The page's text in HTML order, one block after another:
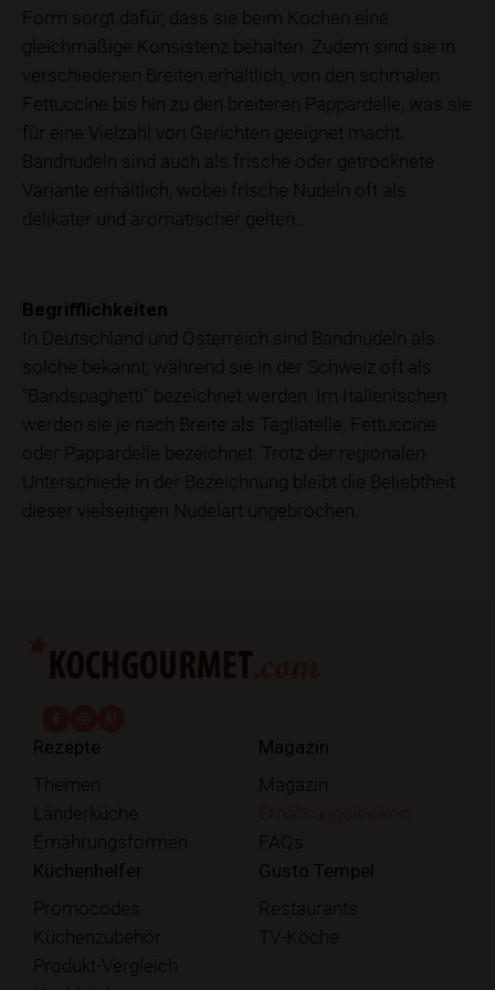
Form sorgt dafür, dass sie beim Kochen eine
gleichmäßige Konsistenz behalten. Zudem sind sie in
verschiedenen Breiten erhältlich, von den schmalen
Fettuccine bis hin zu den breiteren Pappardelle, was sie
für eine Vielzahl von Gerichten geeignet macht.
Bandnudeln sind auch als frische oder getrocknete
Variante erhältlich, wobei frische Nudeln oft als
delikater und aromatischer gelten.
Begrifflichkeiten
In Deutschland und Österreich sind Bandnudeln als
solche bekannt, während sie in der Schweiz oft als
"Bandspaghetti" bezeichnet werden. Im Italienischen
werden sie je nach Breite als Tagliatelle, Fettuccine
oder Pappardelle bezeichnet. Trotz der regionalen
Unterschiede in der Bezeichnung bleibt die Beliebtheit
dieser vielseitigen Nudelart ungebrochen.
Rezepte
Themen
Länderküche
Ernährungsformen
Magazin
Magazin
FAQs
Küchenhelfer
Promocodes
Küchenzubehör
Produkt-Vergleich
Gusto Tempel
Restaurants
TV-Köche